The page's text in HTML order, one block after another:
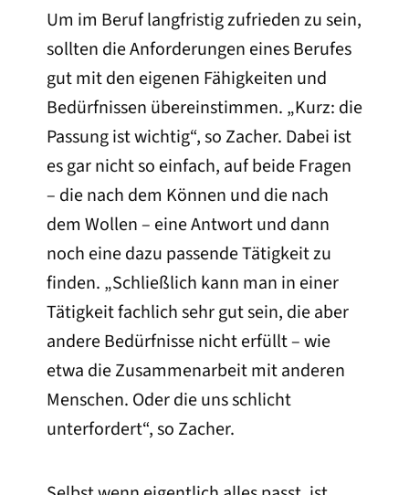
Um im Beruf langfristig zufrieden zu sein,
sollten die Anforderungen eines Berufes
gut mit den eigenen Fähigkeiten und
Bedürfnissen übereinstimmen. „Kurz: die
Passung ist wichtig“, so Zacher. Dabei ist
es gar nicht so einfach, auf beide Fragen
– die nach dem Können und die nach
dem Wollen – eine Antwort und dann
noch eine dazu passende Tätigkeit zu
finden. „Schließlich kann man in einer
Tätigkeit fachlich sehr gut sein, die aber
andere Bedürfnisse nicht erfüllt – wie
etwa die Zusammenarbeit mit anderen
Menschen. Oder die uns schlicht
unterfordert“, so Zacher.